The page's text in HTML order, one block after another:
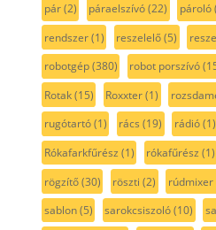
pár(2) páraelszívó(22) pároló
rendszer(1) reszelelő(5)
robotgép(380) robot porszívó
Rotak(15) Roxxter(1)
rugótartó(1) rács (19) rádió(1)
Rókafarkfűrész (1) rókafűrész (1)
rögzítő(30) röszti (2) rúdmixer
sablon(5) sarokcsiszoló(10)